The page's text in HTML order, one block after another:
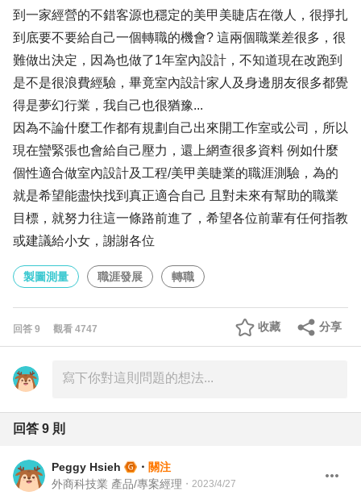
到一家經營的不錯客源也穩定的美甲美睫店在徵人，很掙扎
到底要不要給自己一個轉職的機會? 這兩個職業差很多，很
難做出決定，因為也做了1年室內設計，不知道現在改跑到
是不是很浪費經驗，畢竟室內設計家人及身邊朋友很多都覺
得是夢幻行業，我自己也很猶豫...
因為不論什麼工作都有規劃自己出來開工作室或公司，所以
現在蠻緊張也會給自己壓力，還上網查很多資料 例如什麼
個性適合做室內設計及工程/美甲美睫業的職涯測驗，為的
就是希望能盡快找到真正適合自己 且對未來有幫助的職業
目標，就努力往這一條路前進了，希望各位前輩有任何指教
或建議給小女，謝謝各位
製圖測量 職涯發展 轉職
回答 9 觀看 4747 分享
收藏
回答 9 則
Peggy Hsieh ・ 關注
外商科技業 產品/專案經理 ・ 2023/4/27